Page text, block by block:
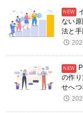
ない
法と
の作
せへ